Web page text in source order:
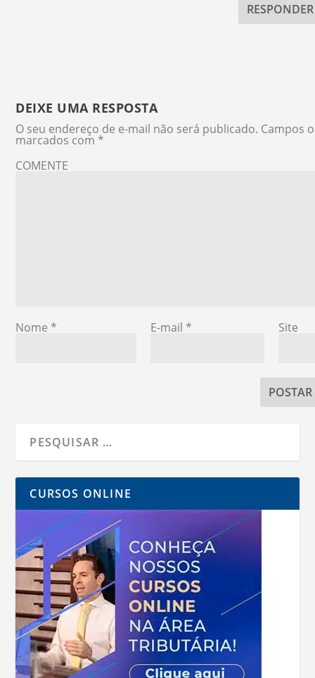
RESPONDER
DEIXE UMA RESPOSTA
O seu endereço de e-mail não será publicado. Campos
marcados com *
COMENTE
Nome * E-mail * Site
CURSOS ONLINE